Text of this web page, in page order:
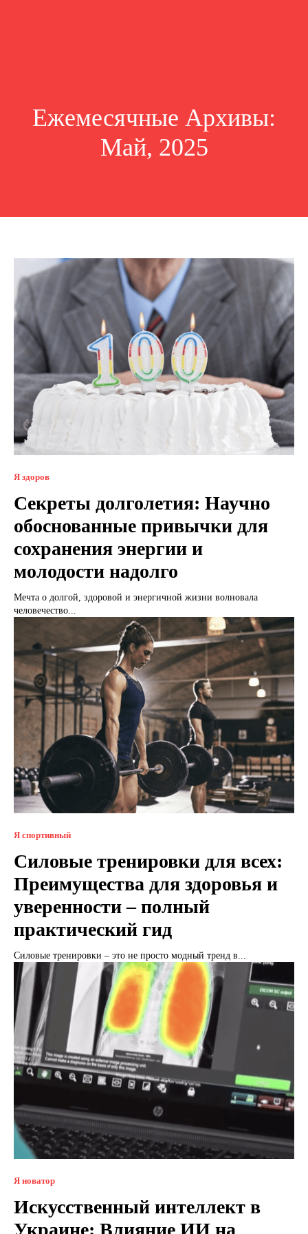
Ежемесячные Архивы:
Май, 2025
Я здоров
Секреты долголетия: Научно
обоснованные привычки для
сохранения энергии и
молодости надолго
Мечта о долгой, здоровой и энергичной жизни волновала
человечество...
Я спортивный
Силовые тренировки для всех:
Преимущества для здоровья и
уверенности – полный
практический гид
Силовые тренировки – это не просто модный тренд в...
Я новатор
Искусственный интеллект в
Украине: Влияние ИИ на